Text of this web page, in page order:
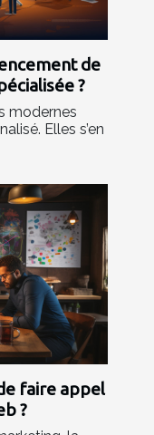
de
?
modernes
Elles s’en
faire appel
?